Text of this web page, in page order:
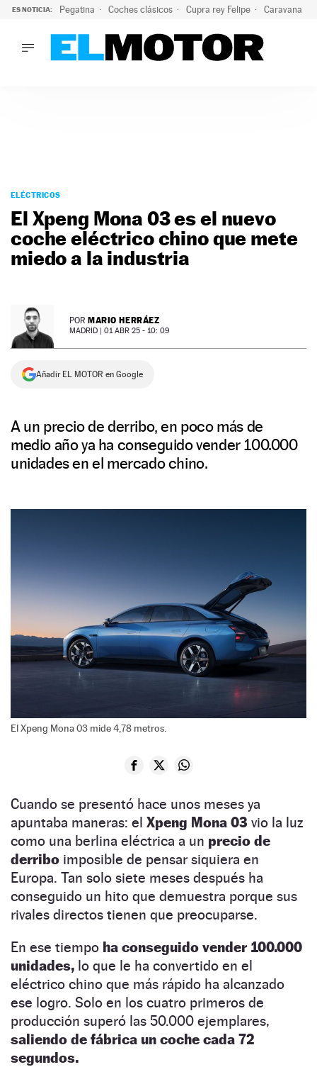
ES NOTICIA: Pegatina Coches clásicos Cupra rey Felipe Caravana
PODCAST
MOTOS
TECNOLOGÍA
SUPERCOCHES
SERVICIOS
NEWSLETTER
SÍGUENOS
ELÉCTRICOS
El Xpeng Mona 03 es el nuevo
coche eléctrico chino que mete
miedo a la industria
POR MARIO HERRÁEZ
MADRID | 01 ABR 25 - 10: 09
Añadir EL MOTOR en Google
A un precio de derribo, en poco más de
medio año ya ha conseguido vender 100.000
unidades en el mercado chino.
El Xpeng Mona 03 mide 4,78 metros.
Cuando se presentó hace unos meses ya
apuntaba maneras: el Xpeng Mona 03 vio la luz
como una berlina eléctrica a un precio de
derribo imposible de pensar siquiera en
Europa. Tan solo siete meses después ha
conseguido un hito que demuestra porque sus
rivales directos tienen que preocuparse.
En ese tiempo ha conseguido vender 100.000
unidades, lo que le ha convertido en el
eléctrico chino que más rápido ha alcanzado
ese logro. Solo en los cuatro primeros de
producción superó las 50.000 ejemplares,
saliendo de fábrica un coche cada 72
segundos.